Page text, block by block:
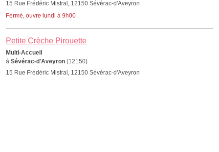
15 Rue Frédéric Mistral, 12150 Sévérac-d'Aveyron
Fermé, ouvre lundi à 9h00
Petite Crèche Pirouette
Multi-Accueil
à Sévérac-d'Aveyron (12150)
15 Rue Frédéric Mistral, 12150 Sévérac-d'Aveyron